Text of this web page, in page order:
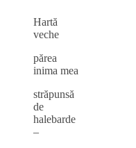
Hartă
veche
părea
inima mea
străpunsă
de
halebarde
–